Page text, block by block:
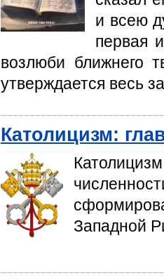
и всею
первая
возлюби ближнего
утверждает­ся весь
Католицизм:
Западной